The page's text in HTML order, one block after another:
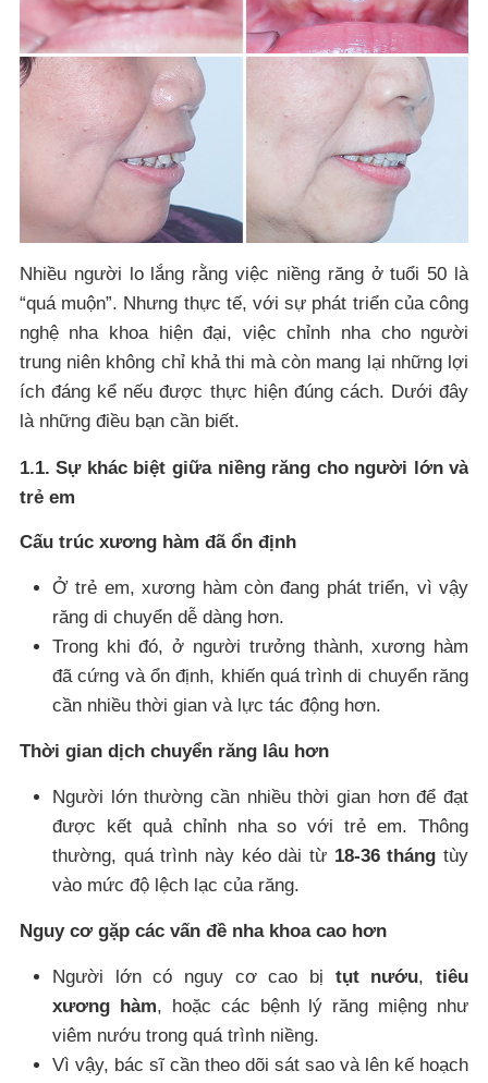
Nhiều người lo lắng rằng việc niềng răng ở tuổi 50 là
“quá muộn”. Nhưng thực tế, với sự phát triển của công
nghệ nha khoa hiện đại, việc chỉnh nha cho người
trung niên không chỉ khả thi mà còn mang lại những lợi
ích đáng kể nếu được thực hiện đúng cách. Dưới đây
là những điều bạn cần biết.
1.1. Sự khác biệt giữa niềng răng cho người lớn và
trẻ em
Cấu trúc xương hàm đã ổn định
Ở trẻ em, xương hàm còn đang phát triển, vì vậy
răng di chuyển dễ dàng hơn.
Trong khi đó, ở người trưởng thành, xương hàm
đã cứng và ổn định, khiến quá trình di chuyển răng
cần nhiều thời gian và lực tác động hơn.
Thời gian dịch chuyển răng lâu hơn
Người lớn thường cần nhiều thời gian hơn để đạt
được kết quả chỉnh nha so với trẻ em. Thông
thường, quá trình này kéo dài từ 18-36 tháng tùy
vào mức độ lệch lạc của răng.
Nguy cơ gặp các vấn đề nha khoa cao hơn
Người lớn có nguy cơ cao bị tụt nướu,tiêu
xương hàm, hoặc các bệnh lý răng miệng như
viêm nướu trong quá trình niềng.
Vì vậy, bác sĩ cần theo dõi sát sao và lên kế hoạch